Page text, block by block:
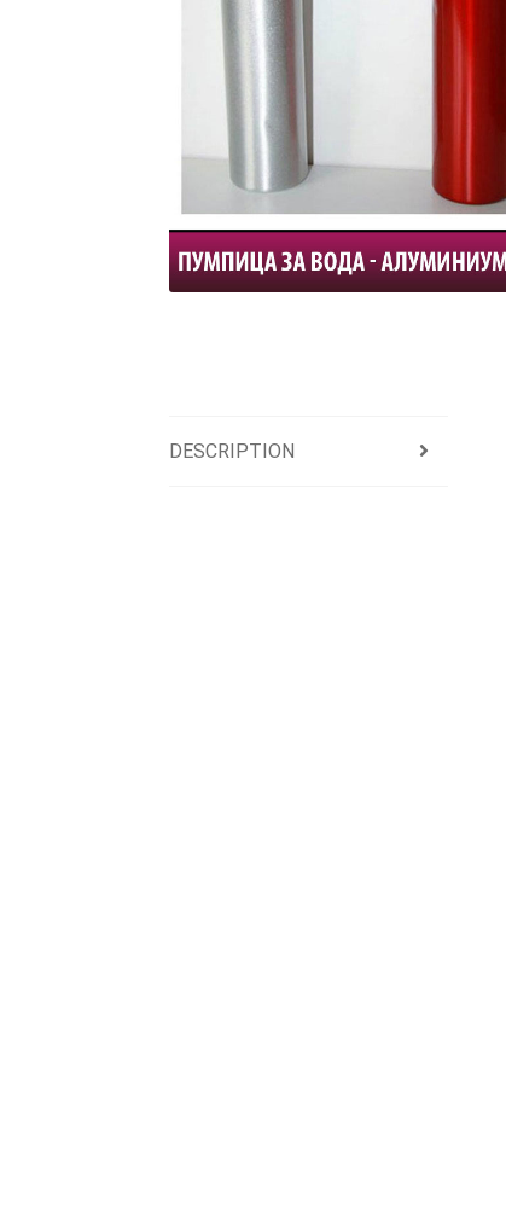
DESCRIPTION